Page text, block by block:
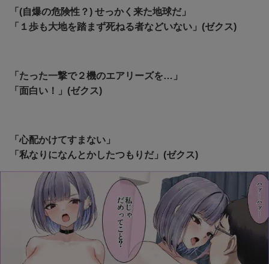
「(自爆の危険性？) せっかく来た地球だ」
「１歩も大地を踏まず死ねる者などいない」(ゼクス)
「たった一撃で２機のエアリーズを…」
「面白い！」(ゼクス)
「心配かけてすまない」
「私なりになんとかしたつもりだ」(ゼクス)